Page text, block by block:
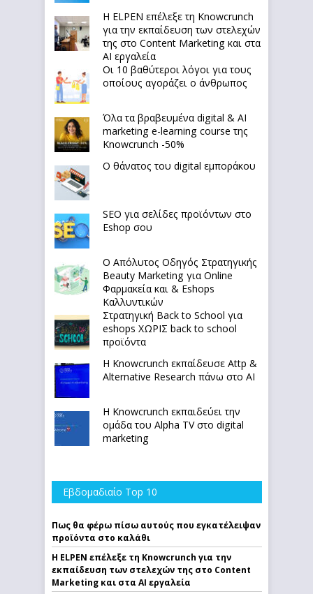
Η ELPEN επέλεξε τη Knowcrunch
για την εκπαίδευση των στελεχών
της στο Content Marketing και στα
AI εργαλεία
Οι 10 βαθύτεροι λόγοι για τους
οποίους αγοράζει ο άνθρωπος
Όλα τα βραβευμένα digital & AI
marketing e-learning course της
Knowcrunch -50%
Ο θάνατος του digital εμποράκου
SEO για σελίδες προϊόντων στο
Eshop σου
Ο Απόλυτoς Οδηγός Στρατηγικής
Beauty Marketing για Online
Φαρμακεία και & Eshops
Καλλυντικών
Στρατηγική Back to School για
eshops ΧΩΡΙΣ back to school
προϊόντα
Η Knowcrunch εκπαίδευσε Attp &
Alternative Research πάνω στο ΑΙ
Η Knowcrunch εκπαιδεύει την
ομάδα του Alpha TV στο digital
marketing
Εβδομαδιαίο Top 10
Πως θα φέρω πίσω αυτούς που εγκατέλειψαν
προϊόντα στο καλάθι
Η ELPEN επέλεξε τη Knowcrunch για την
εκπαίδευση των στελεχών της στο Content
Marketing και στα AI εργαλεία